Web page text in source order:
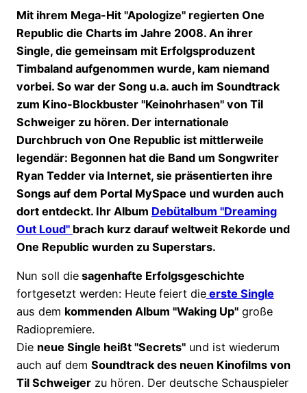
Mit ihrem Mega-Hit "Apologize" regierten One
Republic die Charts im Jahre 2008. An ihrer
Single, die gemeinsam mit Erfolgsproduzent
Timbaland aufgenommen wurde, kam niemand
vorbei. So war der Song u.a. auch im Soundtrack
zum Kino-Blockbuster "Keinohrhasen" von Til
Schweiger zu hören. Der internationale
Durchbruch von One Republic ist mittlerweile
legendär: Begonnen hat die Band um Songwriter
Ryan Tedder via Internet, sie präsentierten ihre
Songs auf dem Portal MySpace und wurden auch
dort entdeckt. Ihr Album Debütalbum "Dreaming
Out Loud" brach kurz darauf weltweit Rekorde und
One Republic wurden zu Superstars.
Nun soll die sagenhafte Erfolgsgeschichte
fortgesetzt werden: Heute feiert die erste Single
aus dem kommenden Album "Waking Up" große
Radiopremiere.
Die neue Single heißt "Secrets" und ist wiederum
auch auf dem Soundtrack des neuen Kinofilms von
Til Schweiger zu hören. Der deutsche Schauspieler